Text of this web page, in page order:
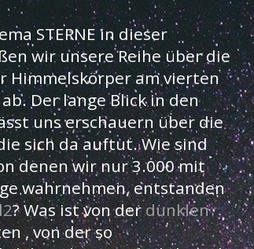
STERNE in dieser
wir unsere Reihe über die
Himmelskörper am vierten
Der lange Blick in den
uns erschauern über die
sich da auftut. Wie sind
denen wir nur 3.000 mit
wahrnehmen, entstanden
? Was ist von derdunklen
, von der so